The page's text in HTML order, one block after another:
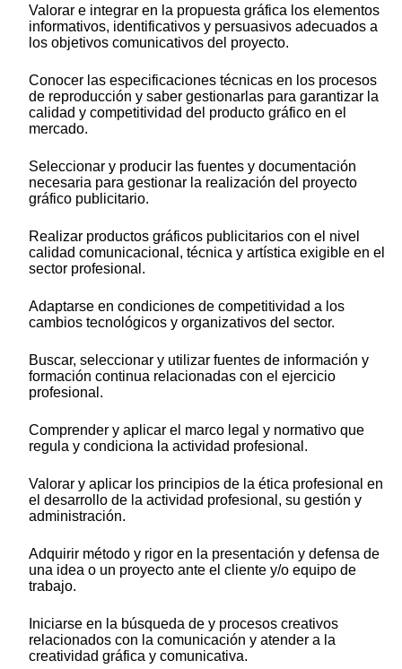
Valorar e integrar en la propuesta gráfica los elementos
informativos, identificativos y persuasivos adecuados a
los objetivos comunicativos del proyecto.
Conocer las especificaciones técnicas en los procesos
de reproducción y saber gestionarlas para garantizar la
calidad y competitividad del producto gráfico en el
mercado.
Seleccionar y producir las fuentes y documentación
necesaria para gestionar la realización del proyecto
gráfico publicitario.
Realizar productos gráficos publicitarios con el nivel
calidad comunicacional, técnica y artística exigible en el
sector profesional.
Adaptarse en condiciones de competitividad a los
cambios tecnológicos y organizativos del sector.
Buscar, seleccionar y utilizar fuentes de información y
formación continua relacionadas con el ejercicio
profesional.
Comprender y aplicar el marco legal y normativo que
regula y condiciona la actividad profesional.
Valorar y aplicar los principios de la ética profesional en
el desarrollo de la actividad profesional, su gestión y
administración.
Adquirir método y rigor en la presentación y defensa de
una idea o un proyecto ante el cliente y/o equipo de
trabajo.
Iniciarse en la búsqueda de y procesos creativos
relacionados con la comunicación y atender a la
creatividad gráfica y comunicativa.